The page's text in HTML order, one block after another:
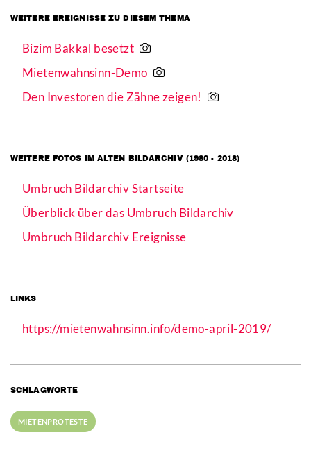
WEITERE EREIGNISSE ZU DIESEM THEMA
Bizim Bakkal besetzt
Mietenwahnsinn-Demo
Den Investoren die Zähne zeigen!
WEITERE FOTOS IM ALTEN BILDARCHIV (1980 - 2018)
Umbruch Bildarchiv Startseite
Überblick über das Umbruch Bildarchiv
Umbruch Bildarchiv Ereignisse
LINKS
https://mietenwahnsinn.info/demo-april-2019/
SCHLAGWORTE
MIETENPROTESTE